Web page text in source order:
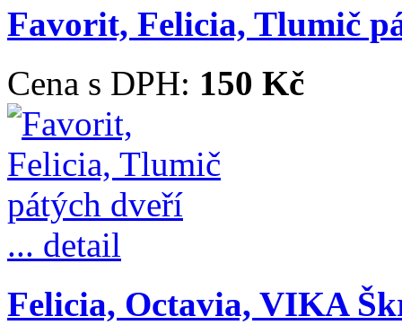
Favorit, Felicia, Tlumič
Cena s DPH: 150 Kč
... detail
Felicia, Octavia, VIKA